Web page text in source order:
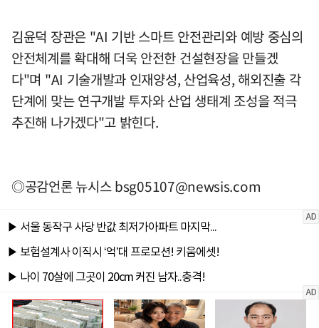
김윤덕 장관은 "AI 기반 스마트 안전관리와 예방 중심의
안전체계를 확대해 더욱 안전한 건설현장을 만들겠
다"며 "AI 기술개발과 인재양성, 산업육성, 해외진출 각
단계에 맞는 연구개발 투자와 산업 생태계 조성을 적극
추진해 나가겠다"고 밝힌다.
◎공감언론 뉴시스bsg05107@newsis.com